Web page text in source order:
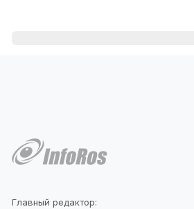
Главный редактор: